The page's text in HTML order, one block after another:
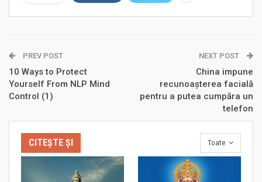
PREV POST
10 Ways to Protect
Yourself From NLP Mind
Control (1)
NEXT POST
China impune
recunoașterea facială
pentru a putea cumpăra un
telefon
Toate
CITEȘTE ȘI